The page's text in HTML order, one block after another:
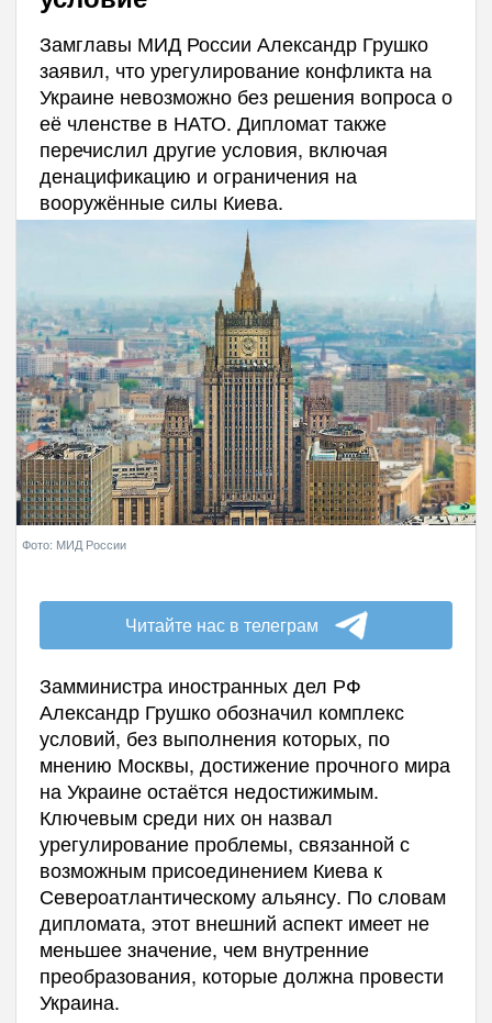
Замглавы МИД России Александр Грушко
заявил, что урегулирование конфликта на
Украине невозможно без решения вопроса о
её членстве в НАТО. Дипломат также
перечислил другие условия, включая
денацификацию и ограничения на
вооружённые силы Киева.
Фото: МИД России
Читайте нас в телеграм
Замминистра иностранных дел РФ
Александр Грушко обозначил комплекс
условий, без выполнения которых, по
мнению Москвы, достижение прочного мира
на Украине остаётся недостижимым.
Ключевым среди них он назвал
урегулирование проблемы, связанной с
возможным присоединением Киева к
Североатлантическому альянсу. По словам
дипломата, этот внешний аспект имеет не
меньшее значение, чем внутренние
преобразования, которые должна провести
Украина.